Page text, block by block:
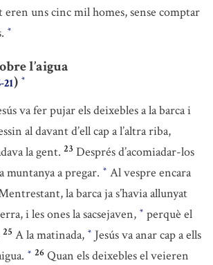
uns cinc mil homes, sense comptar
*
l’aigua
21) *
va fer pujar els deixebles a la barca i
al davant d’ell cap a l’altra riba,
la gent. 23 Després d’acomiadar-los
muntanya a pregar. * Al vespre encara
la barca ja s’havia allunyat
i les ones la sacsejaven, * perquè el
25 A la matinada, * Jesús va anar cap a ells
* 26 Quan els deixebles el veieren